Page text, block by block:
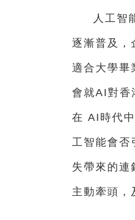
人工智
逐漸普及，
適合大學畢
會就AI對香
在 AI時代
工智能會否
失帶來的連
主動牽頭，